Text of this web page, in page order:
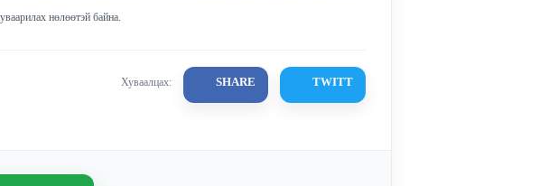
нөлөөтэй байна.
Хуваалцах: SHARE TWITT